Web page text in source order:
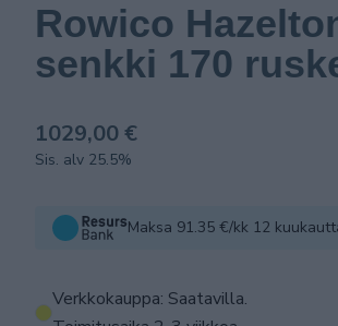
Rowico
senkki 170
1029,00 €
Sis. alv 25.5%
Maksa 91.35 €/kk 12
Verkkokauppa: Saatavilla.